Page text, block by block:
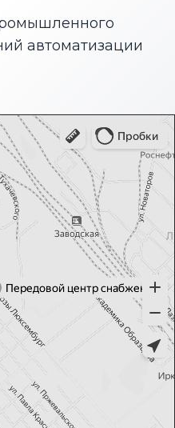
автоматизации